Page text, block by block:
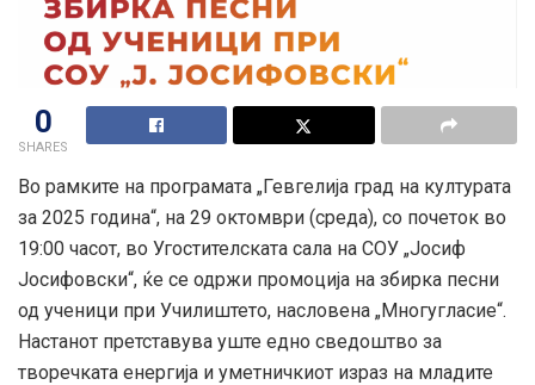
0
SHARES
Во рамките на програмата „Гевгелија град на културата
за 2025 година“, на 29 октомври (среда), со почеток во
19:00 часот, во Угостителската сала на СОУ „Јосиф
Јосифовски“, ќе се одржи промоција на збирка песни
од ученици при Училиштето, насловена „Многугласие“.
Настанот претставува уште едно сведоштво за
творечката енергија и уметничкиот израз на младите